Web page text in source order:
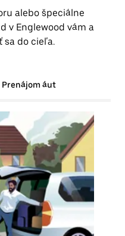
alebo špeciálne
v Englewood vám a
sa do cieľa.
Prenájom áut